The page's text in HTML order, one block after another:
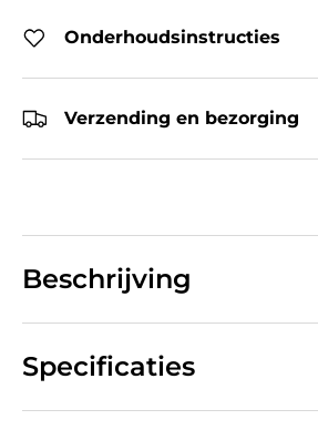
Onderhoudsinstructies
Verzending en bezorging
Beschrijving
Specificaties